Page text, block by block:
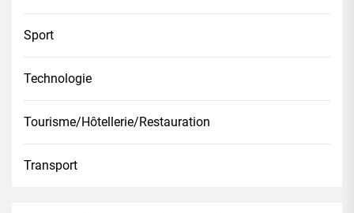
Sport
Technologie
Tourisme/Hôtellerie/Restauration
Transport